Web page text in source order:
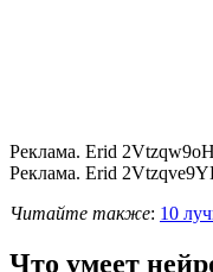
Реклама. Erid
Реклама. Erid
Читайте также: 10
Что умеет